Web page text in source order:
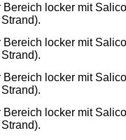
locker mit
locker mit
locker mit
locker mit